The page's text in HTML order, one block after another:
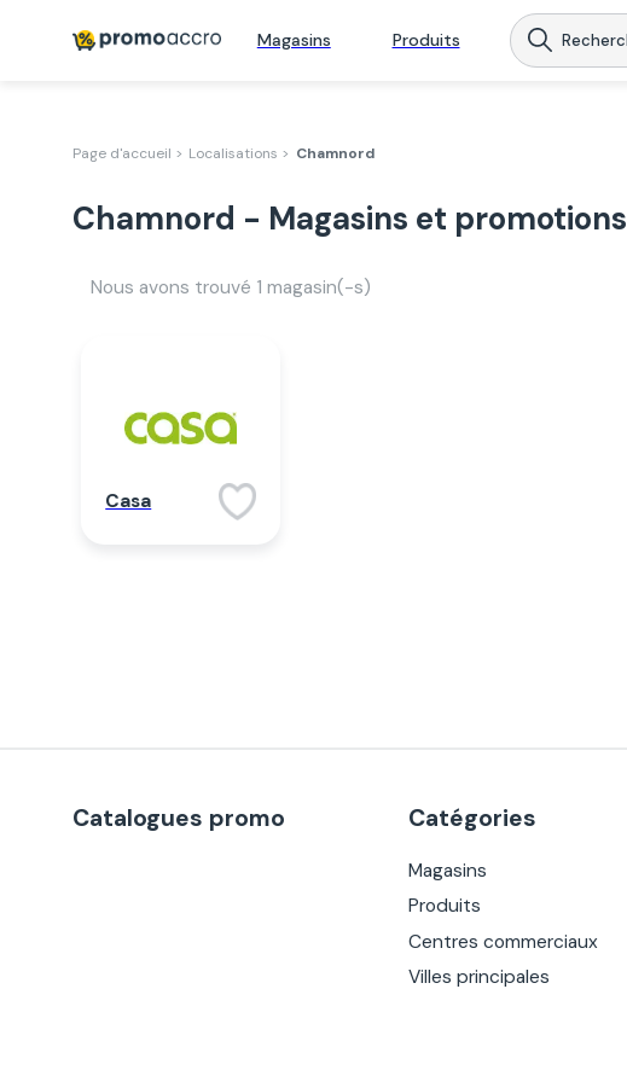
Magasins Produits
Page d'accueil > Localisations > Chamnord
Chamnord - Magasins et promotions
Nous avons trouvé 1 magasin(-s)
Casa
Catalogues promo Catégories
Magasins
Produits
Centres commerciaux
Villes principales